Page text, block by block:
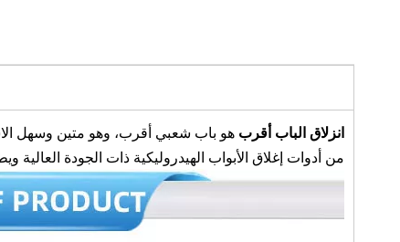
انزلاق الباب أقرب هو باب شعبي أقرب، وهو متين وسهل
من أدوات إغلاق الأبواب الهيدروليكية ذات الجودة العالية